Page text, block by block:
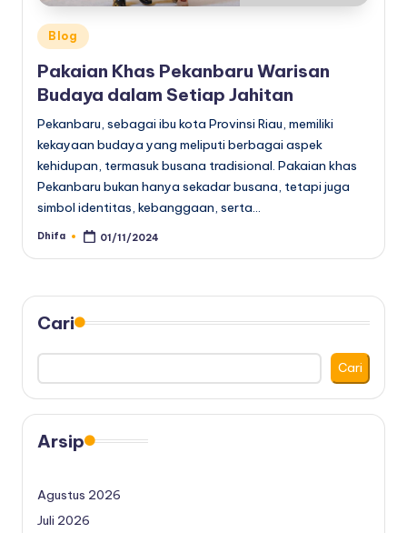
Posted
in
Blog
Pakaian Khas Pekanbaru Warisan
Budaya dalam Setiap Jahitan
Pekanbaru, sebagai ibu kota Provinsi Riau, memiliki
kekayaan budaya yang meliputi berbagai aspek
kehidupan, termasuk busana tradisional. Pakaian khas
Pekanbaru bukan hanya sekadar busana, tetapi juga
simbol identitas, kebanggaan, serta…
Posted
Dhifa 01/11/2024
Cari
Cari
Arsip
Agustus 2026
Juli 2026